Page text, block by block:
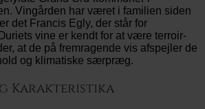
Vingården har været i familien siden
det Francis Egly, der står for
vine er kendt for at være terroir-
at de på fremragende vis afspejler de
og klimatiske særpræg.
Karakteristika